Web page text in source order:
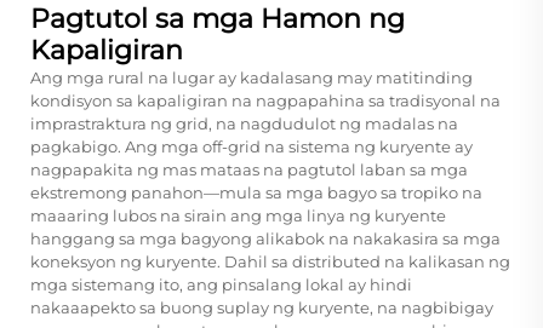
Pagtutol sa mga Hamon ng
Kapaligiran
Ang mga rural na lugar ay kadalasang may matitinding
kondisyon sa kapaligiran na nagpapahina sa tradisyonal na
imprastraktura ng grid, na nagdudulot ng madalas na
pagkabigo. Ang mga off-grid na sistema ng kuryente ay
nagpapakita ng mas mataas na pagtutol laban sa mga
ekstremong panahon—mula sa mga bagyo sa tropiko na
maaaring lubos na sirain ang mga linya ng kuryente
hanggang sa mga bagyong alikabok na nakakasira sa mga
koneksyon ng kuryente. Dahil sa distributed na kalikasan ng
mga sistemang ito, ang pinsalang lokal ay hindi
nakaaapekto sa buong suplay ng kuryente, na nagbibigay